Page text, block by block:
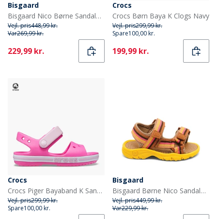
Bisgaard
Bisgaard Nico Børne Sandaler Mocha
Vejl. pris448,99 kr.
Var269,99 kr.
Current
229,99 kr.
Crocs
Crocs Børn Baya K Clogs Navy
Vejl. pris299,99 kr.
Spare100,00 kr.
Current
199,99 kr.
Crocs
Crocs Piger Bayaband K Sandaler Electric Pink
Vejl. pris299,99 kr.
Spare100,00 kr.
Bisgaard
Bisgaard Børne Nico Sandaler Lemon Mix
Vejl. pris449,99 kr.
Var229,99 kr.